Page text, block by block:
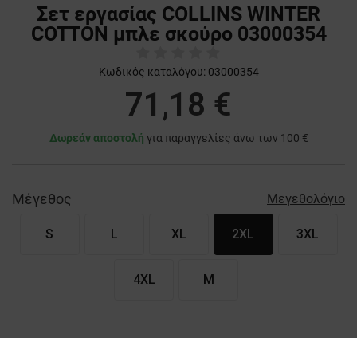
Σετ εργασίας COLLINS WINTER
COTTON μπλε σκούρο 03000354
Κωδικός καταλόγου: 03000354
71,18 €
Δωρεάν αποστολή για παραγγελίες άνω των 100 €
Μέγεθος Μεγεθολόγιο
S L XL 2XL 3XL
4XL M